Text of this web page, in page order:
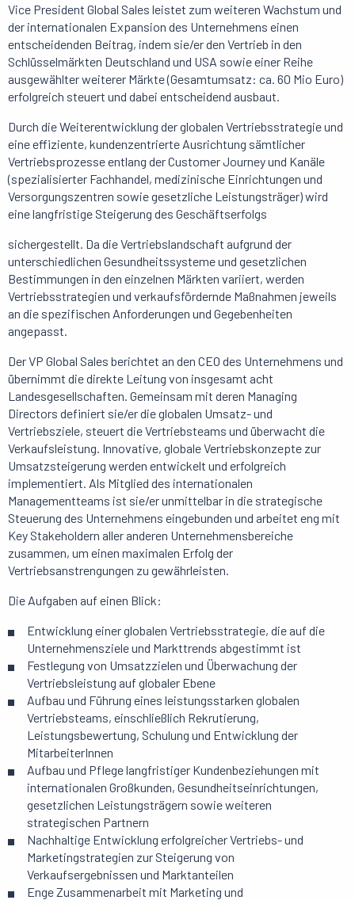
Vice President Global Sales leistet zum weiteren Wachstum und
der internationalen Expansion des Unternehmens einen
entscheidenden Beitrag, indem sie/er den Vertrieb in den
Schlüsselmärkten Deutschland und USA sowie einer Reihe
ausgewählter weiterer Märkte (Gesamtumsatz: ca. 60 Mio Euro)
erfolgreich steuert und dabei entscheidend ausbaut.
Durch die Weiterentwicklung der globalen Vertriebsstrategie und
eine effiziente, kundenzentrierte Ausrichtung sämtlicher
Vertriebsprozesse entlang der Customer Journey und Kanäle
(spezialisierter Fachhandel, medizinische Einrichtungen und
Versorgungszentren sowie gesetzliche Leistungsträger) wird
eine langfristige Steigerung des Geschäftserfolgs
sichergestellt. Da die Vertriebslandschaft aufgrund der
unterschiedlichen Gesundheitssysteme und gesetzlichen
Bestimmungen in den einzelnen Märkten variiert, werden
Vertriebsstrategien und verkaufsfördernde Maßnahmen jeweils
an die spezifischen Anforderungen und Gegebenheiten
angepasst.
Der VP Global Sales berichtet an den CEO des Unternehmens und
übernimmt die direkte Leitung von insgesamt acht
Landesgesellschaften. Gemeinsam mit deren Managing
Directors definiert sie/er die globalen Umsatz- und
Vertriebsziele, steuert die Vertriebsteams und überwacht die
Verkaufsleistung. Innovative, globale Vertriebskonzepte zur
Umsatzsteigerung werden entwickelt und erfolgreich
implementiert. Als Mitglied des internationalen
Managementteams ist sie/er unmittelbar in die strategische
Steuerung des Unternehmens eingebunden und arbeitet eng mit
Key Stakeholdern aller anderen Unternehmensbereiche
zusammen, um einen maximalen Erfolg der
Vertriebsanstrengungen zu gewährleisten.
Die Aufgaben auf einen Blick:
Entwicklung einer globalen Vertriebsstrategie, die auf die
Unternehmensziele und Markttrends abgestimmt ist
Festlegung von Umsatzzielen und Überwachung der
Vertriebsleistung auf globaler Ebene
Aufbau und Führung eines leistungsstarken globalen
Vertriebsteams, einschließlich Rekrutierung,
Leistungsbewertung, Schulung und Entwicklung der
MitarbeiterInnen
Aufbau und Pflege langfristiger Kundenbeziehungen mit
internationalen Großkunden, Gesundheitseinrichtungen,
gesetzlichen Leistungsträgern sowie weiteren
strategischen Partnern
Nachhaltige Entwicklung erfolgreicher Vertriebs- und
Marketingstrategien zur Steigerung von
Verkaufsergebnissen und Marktanteilen
Enge Zusammenarbeit mit Marketing und